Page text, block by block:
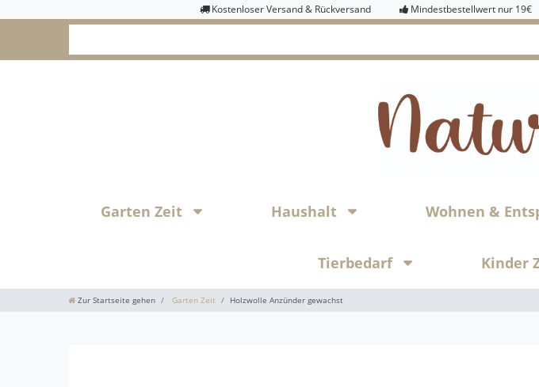
Kostenloser Versand & Rückversand Mindestbestellwert nur 19€
Garten Zeit Haushalt Wohnen &
Tierbedarf Kinder
Zur Startseite gehen Garten Zeit Holzwolle Anzünder gewachst